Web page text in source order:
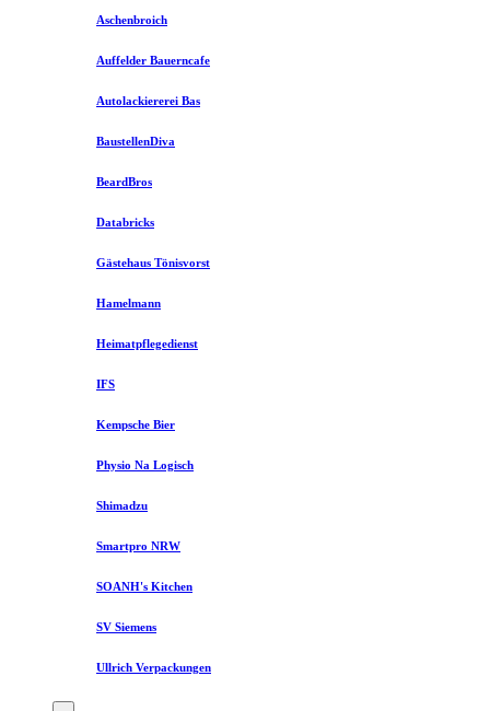
Aschenbroich
Auffelder Bauerncafe
Autolackiererei Bas
BaustellenDiva
BeardBros
Databricks
Gästehaus Tönisvorst
Hamelmann
Heimatpflegedienst
IFS
Kempsche Bier
Physio Na Logisch
Shimadzu
Smartpro NRW
SOANH's Kitchen
SV Siemens
Ullrich Verpackungen